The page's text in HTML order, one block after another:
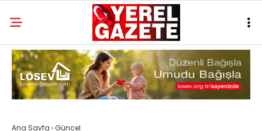
Ana Sayfa ›Güncel